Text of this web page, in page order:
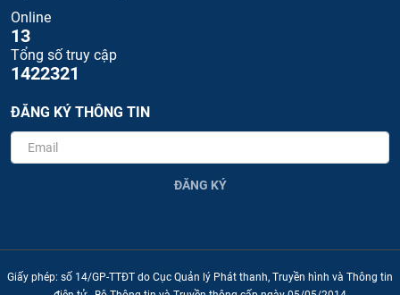
Online
13
Tổng số truy cập
1422321
ĐĂNG KÝ THÔNG TIN
ĐĂNG KÝ
Giấy phép: số 14/GP-TTĐT do Cục Quản lý Phát thanh, Truyền hình và Thông tin